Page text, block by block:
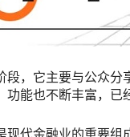
段，它主要与公众分
功能也不断丰富，已